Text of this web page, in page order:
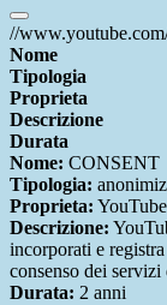
//
Nome
Tipologia
Proprieta
Descrizione
Durata
Nome: CONSENT
Tipologia:
Proprieta: YouTube
Descrizione:
incorporati e
consenso dei
Durata: 2 anni